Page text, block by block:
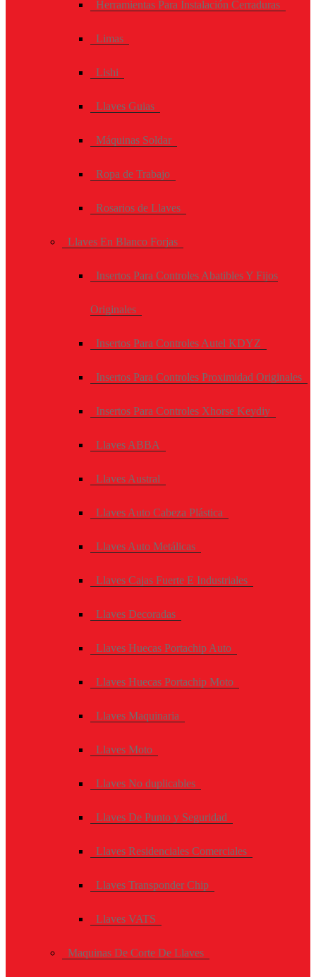
Herramientas Para Instalación Cerraduras
Limas
Lishi
Llaves Guias
Máquinas Soldar
Ropa de Trabajo
Rosarios de Llaves
Llaves En Blanco Forjas
Insertos Para Controles Abatibles Y Fijos
Originales
Insertos Para Controles Autel KDYZ
Insertos Para Controles Proximidad Originales
Insertos Para Controles Xhorse Keydiy
Llaves ABBA
Llaves Austral
Llaves Auto Cabeza Plástica
Llaves Auto Metálicas
Llaves Cajas Fuerte E Industriales
Llaves Decoradas
Llaves Huecas Portachip Auto
Llaves Huecas Portachip Moto
Llaves Maquinaria
Llaves Moto
Llaves No duplicables
Llaves De Punto y Seguridad
Llaves Residenciales Comerciales
Llaves Transponder Chip
Llaves VATS
Maquinas De Corte De Llaves